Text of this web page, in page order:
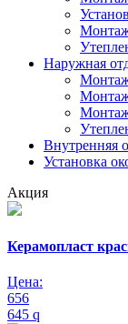
Наружная
Внутренняя
Установка
Акция
Керамопласт
Цена:
656
645 q